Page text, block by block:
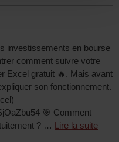
investissements en bourse
comment suivre votre
Excel gratuit 🔥. Mais avant
son fonctionnement.
🎯 Comment
? … Lire la suite